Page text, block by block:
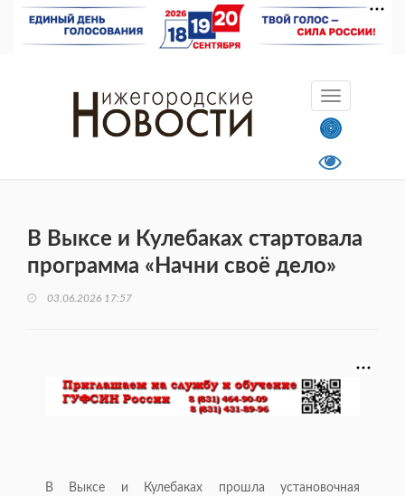
В Выксе и Кулебаках стартовала
программа «Начни своё дело»
03.06.2026 17:57
В Выксе и Кулебаках прошла установочная